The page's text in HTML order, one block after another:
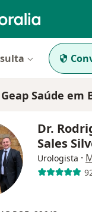
Saúde em
Dr.
Sales
Urologista ·